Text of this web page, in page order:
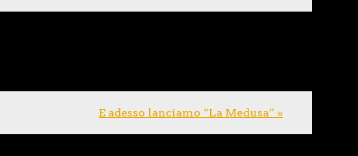
E adesso lanciamo “La Medusa” »